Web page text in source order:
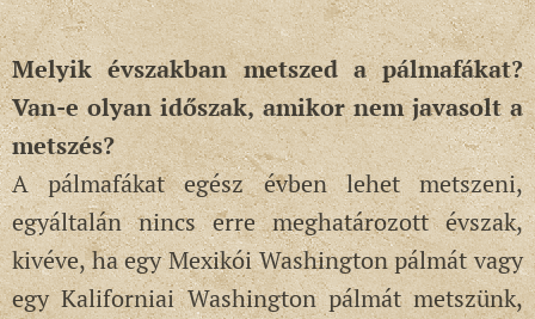
Melyik évszakban metszed a pálmafákat?
Van-e olyan időszak, amikor nem javasolt a
metszés?
A pálmafákat egész évben lehet metszeni,
egyáltalán nincs erre meghatározott évszak,
kivéve, ha egy Mexikói Washington pálmát vagy
egy Kaliforniai Washington pálmát metszünk,